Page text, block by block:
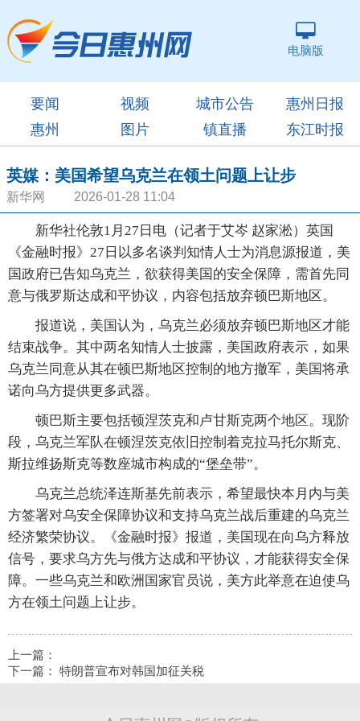
电脑版
要闻 视频 城市公告
惠州日报
惠州
图片 镇直播 东江时报
英媒：美国希望乌克兰在领土问题上让步
新华网 2026-01-28 11:04
新华社伦敦1月27日电（记者于艾岑 赵家淞）英国
《金融时报》27日以多名谈判知情人士为消息源报道，美
国政府已告知乌克兰，欲获得美国的安全保障，需首先同
意与俄罗斯达成和平协议，内容包括放弃顿巴斯地区。
报道说，美国认为，乌克兰必须放弃顿巴斯地区才能
结束战争。其中两名知情人士披露，美国政府表示，如果
乌克兰同意从其在顿巴斯地区控制的地方撤军，美国将承
诺向乌方提供更多武器。
顿巴斯主要包括顿涅茨克和卢甘斯克两个地区。现阶
段，乌克兰军队在顿涅茨克依旧控制着克拉马托尔斯克、
斯拉维扬斯克等数座城市构成的“堡垒带”。
乌克兰总统泽连斯基先前表示，希望最快本月内与美
方签署对乌安全保障协议和支持乌克兰战后重建的乌克兰
经济繁荣协议。《金融时报》报道，美国现在向乌方释放
信号，要求乌方先与俄方达成和平协议，才能获得安全保
障。一些乌克兰和欧洲国家官员说，美方此举意在迫使乌
方在领土问题上让步。
上一篇：
下一篇： 特朗普宣布对韩国加征关税